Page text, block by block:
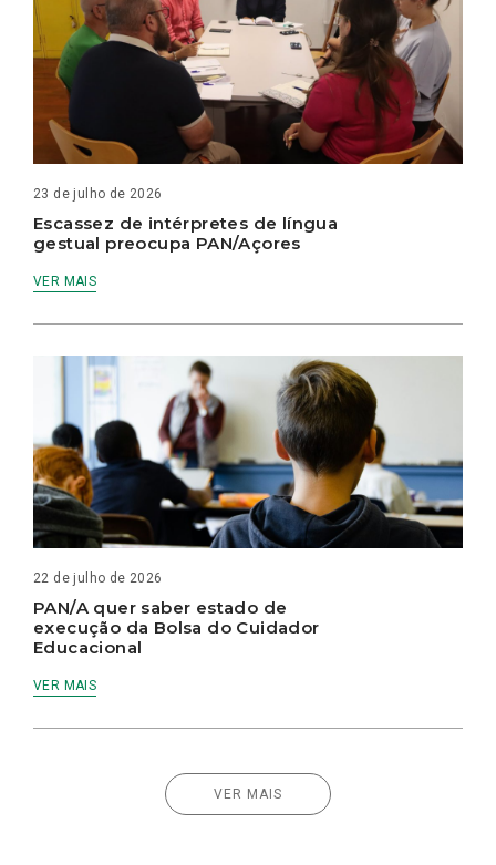
23 de julho de 2026
Escassez de intérpretes de língua
gestual preocupa PAN/Açores
VER MAIS
22 de julho de 2026
PAN/A quer saber estado de
execução da Bolsa do Cuidador
Educacional
VER MAIS
VER MAIS